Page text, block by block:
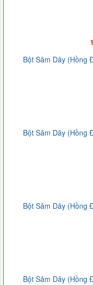
Bột Sâm Dây (Hồng
Bột Sâm Dây (Hồng
Bột Sâm Dây (Hồng
Bột Sâm Dây (Hồng